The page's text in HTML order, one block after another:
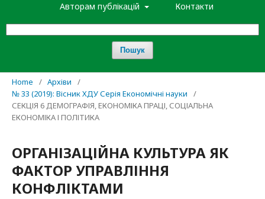
Авторам публікацій
Контакти
Пошук
Home / Архіви
/
№ 33 (2019): Вісник ХДУ Серія Економічні науки
/
СЕКЦІЯ 6 ДЕМОГРАФІЯ, ЕКОНОМІКА ПРАЦІ, СОЦІАЛЬНА
ЕКОНОМІКА І ПОЛІТИКА
ОРГАНІЗАЦІЙНА КУЛЬТУРА ЯК
ФАКТОР УПРАВЛІННЯ
КОНФЛІКТАМИ